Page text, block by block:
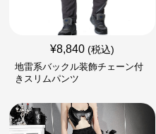
¥8,840 (税込)
地雷系バックル装飾チェーン付
きスリムパンツ